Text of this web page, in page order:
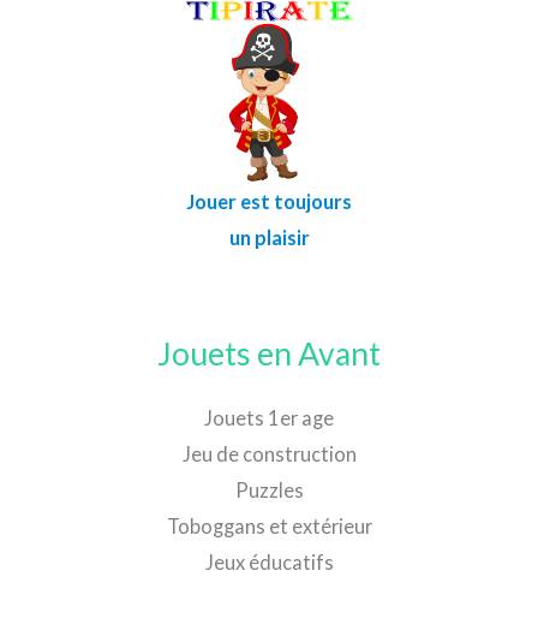
Jouer est toujours
un plaisir
Jouets en Avant
Jouets 1er age
Jeu de construction
Puzzles
Toboggans et extérieur
Jeux éducatifs